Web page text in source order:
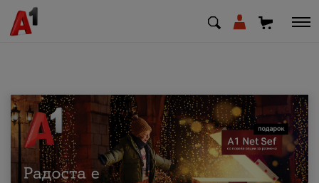
МК EN SQ